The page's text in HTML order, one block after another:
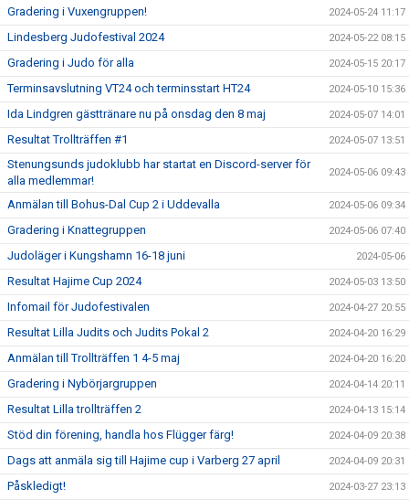
Gradering i Vuxengruppen! 2024-05-24 11:17
Lindesberg Judofestival 2024 2024-05-22 08:15
Gradering i Judo för alla 2024-05-15 20:17
Terminsavslutning VT24 och terminsstart HT24 2024-05-10 15:36
Ida Lindgren gästtränare nu på onsdag den 8 maj 2024-05-07 14:01
Resultat Trollträffen #1 2024-05-07 13:51
Stenungsunds judoklubb har startat en Discord-server för
alla medlemmar!
2024-05-06 09:43
Anmälan till Bohus-Dal Cup 2 i Uddevalla 2024-05-06 09:34
Gradering i Knattegruppen 2024-05-06 07:40
Judoläger i Kungshamn 16-18 juni 2024-05-06
Resultat Hajime Cup 2024 2024-05-03 13:50
Infomail för Judofestivalen 2024-04-27 20:55
Resultat Lilla Judits och Judits Pokal 2 2024-04-20 16:29
Anmälan till Trollträffen 1 4-5 maj 2024-04-20 16:20
Gradering i Nybörjargruppen 2024-04-14 20:11
Resultat Lilla trollträffen 2 2024-04-13 15:14
Stöd din förening, handla hos Flügger färg! 2024-04-09 20:38
Dags att anmäla sig till Hajime cup i Varberg 27 april 2024-04-09 20:31
Påskledigt! 2024-03-27 23:13